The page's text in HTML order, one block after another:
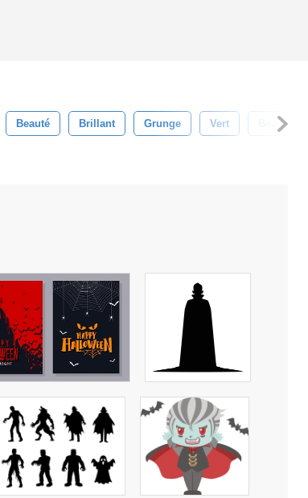
Beauté Brillant Grunge Vert Beau